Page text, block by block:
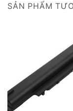
SẢN PHẨM